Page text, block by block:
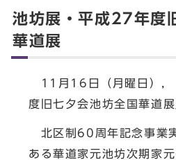
池坊展・平成27年度
華道展
11月16日（月曜日），
度旧七夕会池坊全国華道
北区制60周年記念事業
ある華道家元池坊次期家